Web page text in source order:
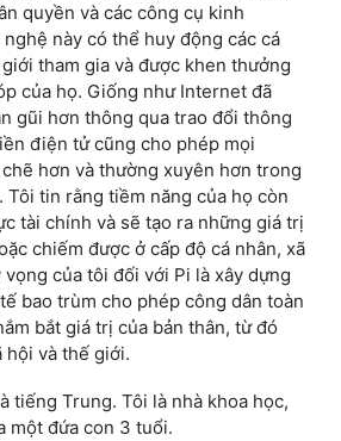
quyền và các công cụ kinh
này có thể huy động các cá
tham gia và được khen thưởng
của họ. Giống như Internet đã
gũi hơn thông qua trao đổi thông
điện tử cũng cho phép mọi
hơn và thường xuyên hơn trong
tin rằng tiềm năng của họ còn
tài chính và sẽ tạo ra những giá trị
chiếm được ở cấp độ cá nhân, xã
vọng của tôi đối với Pi là xây dựng
bao trùm cho phép công dân toàn
bắt giá trị của bản thân, từ đó
hội và thế giới.
tiếng Trung. Tôi là nhà khoa học,
một đứa con 3 tuổi.